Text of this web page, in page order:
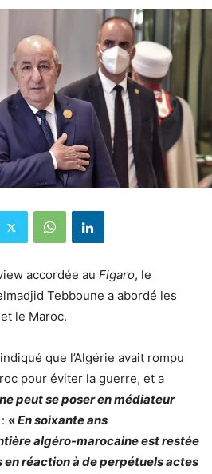
accordée au Figaro, le
Tebboune a abordé les
le Maroc.
que l’Algérie avait rompu
pour éviter la guerre, et a
peut se poser en médiateur
«En soixante ans
algéro-marocaine est restée
réaction à de perpétuels actes